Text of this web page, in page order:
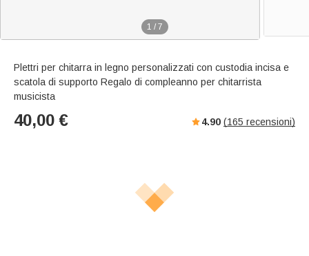
1 / 7
Plettri per chitarra in legno personalizzati con custodia incisa e
scatola di supporto Regalo di compleanno per chitarrista
musicista
40,00 € 4.90 (165 recensioni)